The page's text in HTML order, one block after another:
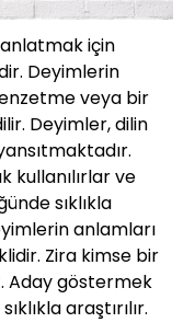
için
Deyimlerin
veya bir
Deyimler, dilin
kullanılırlar ve
sıklıkla
anlamları
Zira kimse bir
Aday göstermek
araştırılır.